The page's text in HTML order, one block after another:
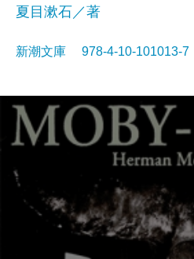
夏目漱石／著
新潮文庫 978-4-10-